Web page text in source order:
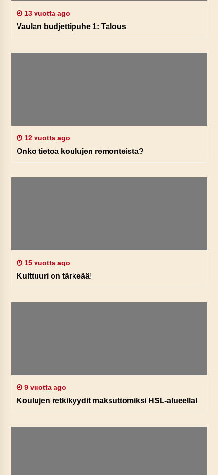
13 vuotta ago
Vaulan budjettipuhe 1: Talous
12 vuotta ago
Onko tietoa koulujen remonteista?
15 vuotta ago
Kulttuuri on tärkeää!
9 vuotta ago
Koulujen retkikyydit maksuttomiksi HSL-alueella!